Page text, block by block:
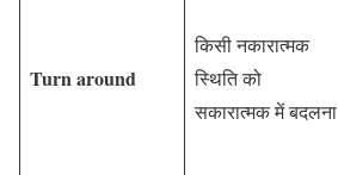
Turn around
किसी नकारात्मक
स्थिति को
सकारात्मक में बदलना